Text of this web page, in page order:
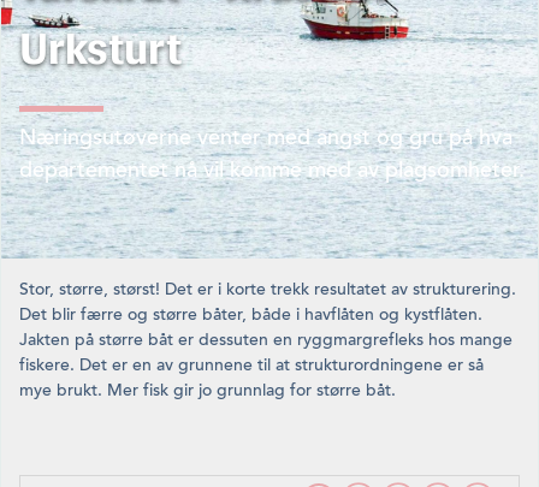
Urksturt
Næringsutøverne venter med angst og gru på hva
departementet nå vil komme med av plagsomheter.
Stor, større, størst! Det er i korte trekk resultatet av struk­turering.
Det blir færre og større båter, både i havflåten og kystflåten.
Jakten på større båt er dessuten en ryggmargrefleks hos mange
fiskere. Det er en av grunnene til at strukturordnin­gene er så
mye brukt. Mer fisk gir jo grunnlag for større båt.